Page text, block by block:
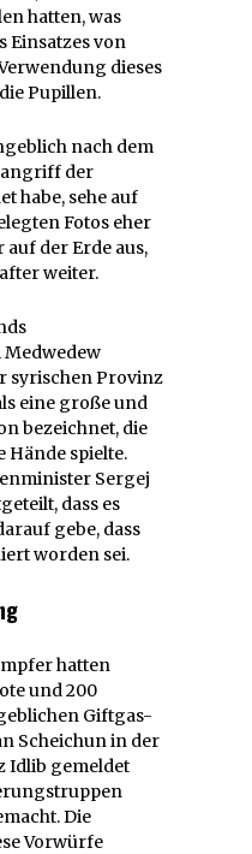
hatten, was
Einsatzes von
dieses
Pupillen.
nach dem
der
habe, sehe auf
Fotos eher
der Erde aus,
weiter.
syrischen Provinz
eine große und
bezeichnet, die
Hände spielte.
Sergej
dass es
gebe, dass
worden sei.
hatten
und 200
Giftgas-
Scheichun in der
Idlib gemeldet
Die
Vorwürfe